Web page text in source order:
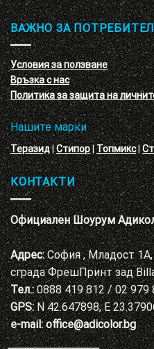
ВАЖНО ЗА
Условия за ползване
Връзка с нас
Политика за защита на
Нашите марки
Теразид|Стипор|Топмикс|
КОНТАКТИ
Официален Шоурум
Адрес:София , Младост 1А,
сграда ФрешПринт зад
Тел.:0888 419 812 / 02 979
GPS:N 42.647898, E
e-mail: office@adicolor.bg